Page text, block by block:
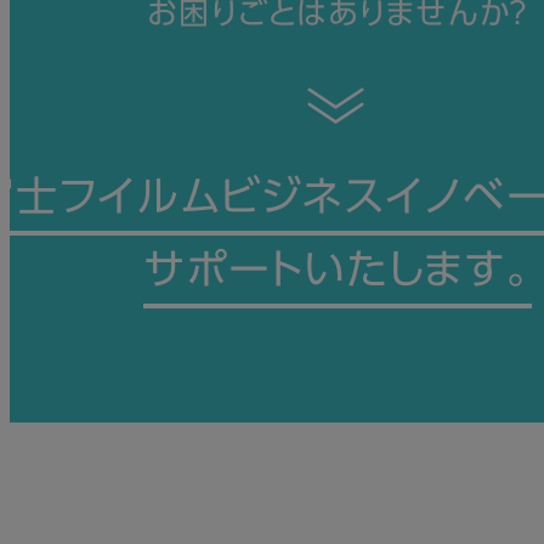
お困りごとはありませんか？
士フイルムビジネスイノベ
サポートいたします。